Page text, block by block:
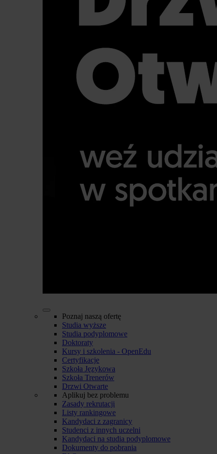
Poznaj naszą ofertę
Studia wyższe
Studia podyplomowe
Doktoraty
Kursy i szkolenia - OpenEdu
Certyfikacje
Szkoła Językowa
Szkoła Trenerów
Drzwi Otwarte
Aplikuj bez problemu
Zasady rekrutacji
Listy rankingowe
Kandydaci z zagranicy
Studenci z innych uczelni
Kandydaci na studia podyplomowe
Dokumenty do pobrania